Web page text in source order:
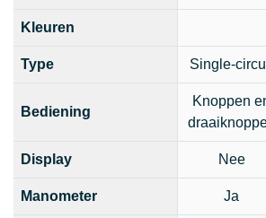
Kleuren
Type Single-
Bediening
Knoppen
Display Nee
Manometer Ja